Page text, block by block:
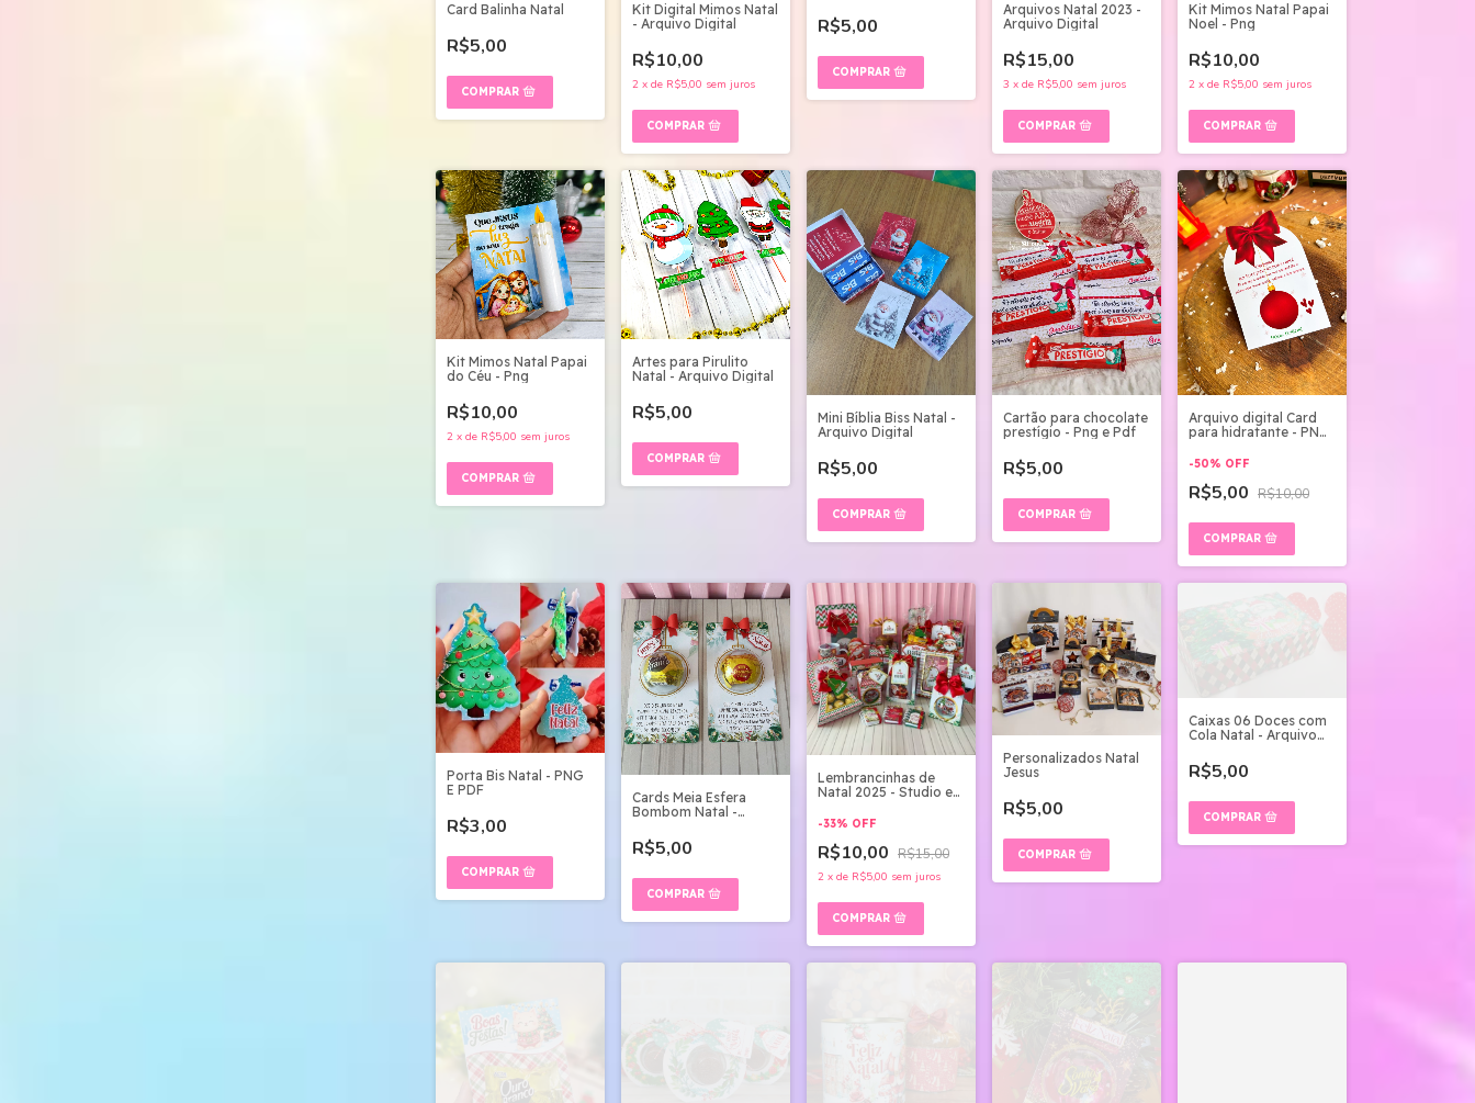
Card Balinha Natal
R$5,00
Kit Digital Mimos Natal
- Arquivo Digital
R$10,00
2 x de R$5,00 sem juros
R$5,00
Arquivos Natal 2023 -
Arquivo Digital
R$15,00
3 x de R$5,00 sem juros
Kit Mimos Natal Papai
Noel - Png
R$10,00
2 x de R$5,00 sem juros
Kit Mimos Natal Papai
do Céu - Png
R$10,00
2 x de R$5,00 sem juros
Artes para Pirulito
Natal - Arquivo Digital
R$5,00
Mini Bíblia Biss Natal -
Arquivo Digital
R$5,00
Cartão para chocolate
prestígio - Png e Pdf
R$5,00
Arquivo digital Card
para hidratante - PNG
-50% OFF
R$5,00 R$10,00
Porta Bis Natal - PNG
E PDF
R$3,00
Cards Meia Esfera
Bombom Natal -
R$5,00
Lembrancinhas de
Natal 2025 - Studio e
-33% OFF
R$10,00 R$15,00
2 x de R$5,00 sem juros
Personalizados Natal
Jesus
R$5,00
Caixas 06 Doces com
Cola Natal - Arquivo
R$5,00